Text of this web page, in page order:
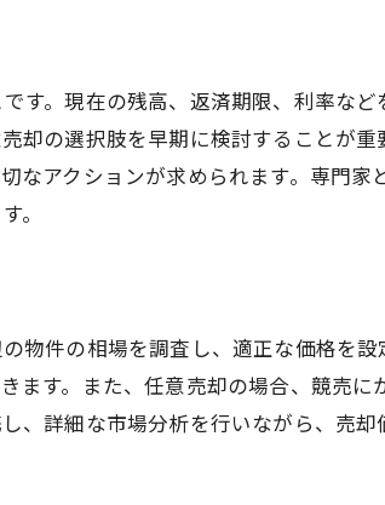
賢い選択
す。現在の残高、返済期限、利率な
却の選択肢を早期に検討することが重
なアクションが求められます。専門家
。
物件の相場を調査し、適正な価格を
ます。また、任意売却の場合、競売に
、詳細な市場分析を行いながら、売却